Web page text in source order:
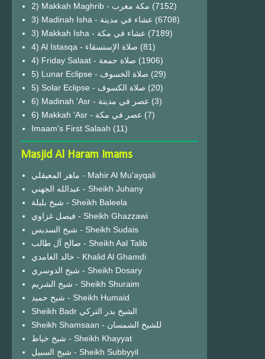
2) Makkah Maghrib - مكة مغرب (7152)
3) Madinah Isha - عشاء في مدينة (6708)
3) Makkah Isha - عشاء في مكة (7189)
4) Al Istasqa - صلاة الإستسقاء (81)
4) Friday Salaat - صلاة جمعة (1906)
5) Lunar Eclipse - صلاة الخسوف (29)
(20)
6) Madinah 'Asr - عصر في مدينة (3)
6) Makkah 'Asr - عصر في مكة (7)
Imaam's First Salaah (11)
Masjid Al Haram Imams
ماهر المعيقلي - Mahir Al Mu'ayqali
عبدالله الجهني - Sheikh Juhany
شيخ بليلة - Sheikh Baleela
فيصل غزاوي - Sheikh Ghazzawi
شيخ السديس - Sheikh Sudais
صالح آل طالب - Sheikh Aal Talib
خالد الغامدي - Khalid Al Ghamdi
شيخ الدوسري - Sheikh Dosary
شيخ الشريم - Sheikh Shuraim
شيخ حميد - Sheikh Humaid
Sheikh Badr الشيخ بدر التركي
Sheikh Shamsaan - للشيخ الشمسان
شيخ خياط - Sheikh Khayyat
شيخ السبيل - Sheikh Subbyyil